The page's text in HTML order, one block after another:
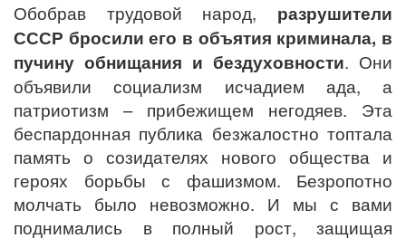
Обобрав трудовой народ, разрушители
СССР бросили его в объятия криминала, в
пучину обнищания и бездуховности. Они
объявили социализм исчадием ада, а
патриотизм – прибежищем негодяев. Эта
беспардонная публика безжалостно топтала
память о созидателях нового общества и
героях борьбы с фашизмом. Безропотно
молчать было невозможно. И мы с вами
поднимались в полный рост, защищая